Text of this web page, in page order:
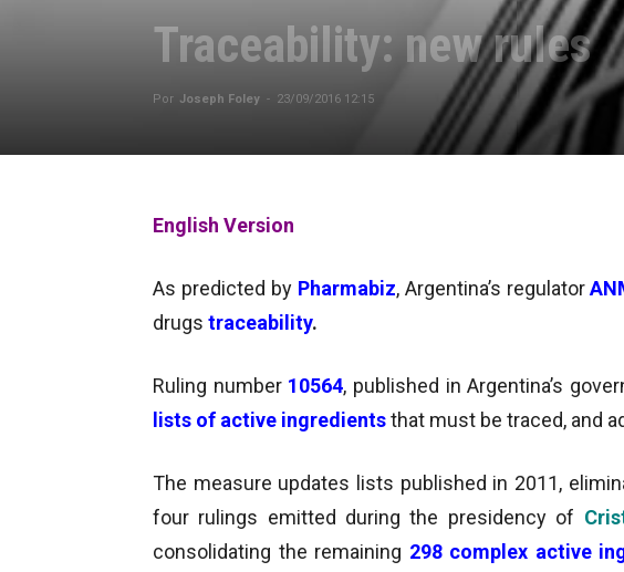
Traceability: new rules
Por Joseph Foley - 23/09/2016 12:15
English Version
As predicted by Pharmabiz, Argentina’s regulator
drugs traceability.
Ruling number 10564, published in Argentina’s
lists of active ingredientsthat must be traced, and
The measure updates lists published in 2011,
four rulings emitted during the presidency of
consolidating the remaining 298 complex active